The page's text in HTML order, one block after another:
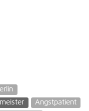
Angstpatient